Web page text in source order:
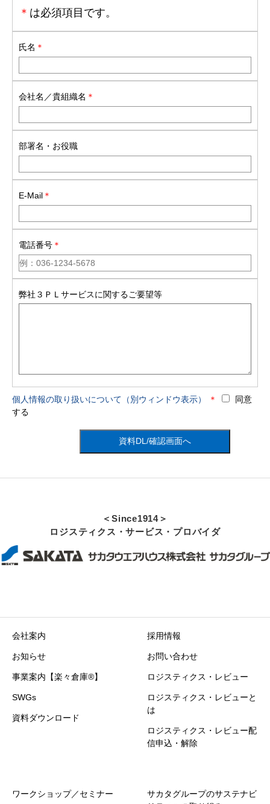
＊ は必須項目です。
氏名 ＊
会社名／貴組織名 ＊
部署名・お役職
E-Mail ＊
電話番号 ＊
弊社３ＰＬサービスに関するご要望等
個人情報の取り扱いについて（別ウィンドウ表示） ＊
同意
する
資料DL/確認画面へ
＜Since1914＞
ロジスティクス・サービス・プロバイダ
会社案内
お知らせ
事業案内【楽々倉庫®】
SWGs
資料ダウンロード
採用情報
お問い合わせ
ロジスティクス・レビュー
ロジスティクス・レビューと
は
ロジスティクス・レビュー配
信申込・解除
ワークショップ／セミナー
サカタグループのサステナビ